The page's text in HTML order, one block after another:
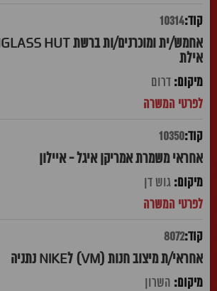
10314
אילת
דרום
10350
אחראי משמרת אמריקן איגל - איילון
גוש דן
8072
אחראי/ת מיצוב חנות (VM) לNIKE נתניה
השרון